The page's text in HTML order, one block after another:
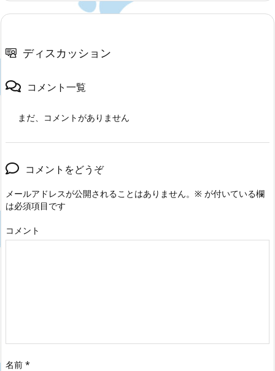
ディスカッション
コメント一覧
まだ、コメントがありません
コメントをどうぞ
メールアドレスが公開されることはありません。 ※ が付いている欄
は必須項目です
コメント
名前 *